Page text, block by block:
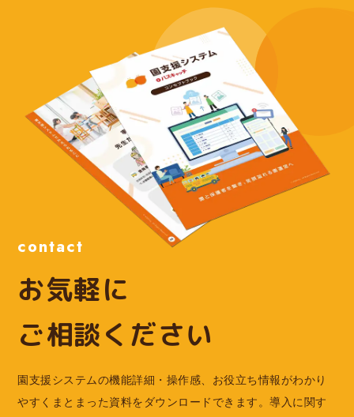
contact
お気軽に
ご相談ください
園支援システムの機能詳細・操作感、お役立ち情報がわかり
やすくまとまった資料をダウンロードできます。導入に関す